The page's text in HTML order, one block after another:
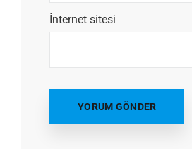
İnternet sitesi